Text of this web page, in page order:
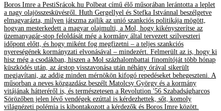
Boros Imre a PestiSrácok.hu Polbeat című élő műsorában lerántotta a leplet
a nagy olajösszesküvésről. Huth Gergellyel és Stefka Istvánnal beszélgetve
elmagyarázta, milyen játszma zajlik az unió szankciós politikája mögött,
hogyan mesterkedett a magyar olajmulti, a Mol, hogy kikényszerítse az
üzemanyagár-stop feloldását még a kormány által tervezett szilveszteri
időpont előtt, és hogy miként fog megfizetni – a teljes szankciós
nyereségének kormányzati elvonásával – mindezért. Felmerült az is, hogy ki
hisz még a csodákban, hiszen a Mol százhalombattai finomítóját több hónap
küszködés után, az árstop visszavonása után néhány órával sikerült
megjavítani, az addig minden mérnökön kifogó repedéseket behegeszteni. A
műsorban a neves közgazdász beszélt Matolcsy György és a kormány
vitájának hátteréről is, és természetesen a Revolution '56 Szabadságharcos
Sörözőben jelen lévő vendégek ezúttal is kérdezhettek, sőt, komoly
világnézeti polémia is kibontakozott a kérdezők és Boros Imre között.